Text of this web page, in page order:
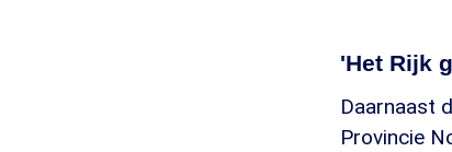
'Het Rijk
Daarnaast
Provincie